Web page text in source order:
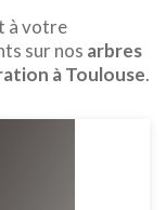
à votre
sur nos arbres
à Toulouse.